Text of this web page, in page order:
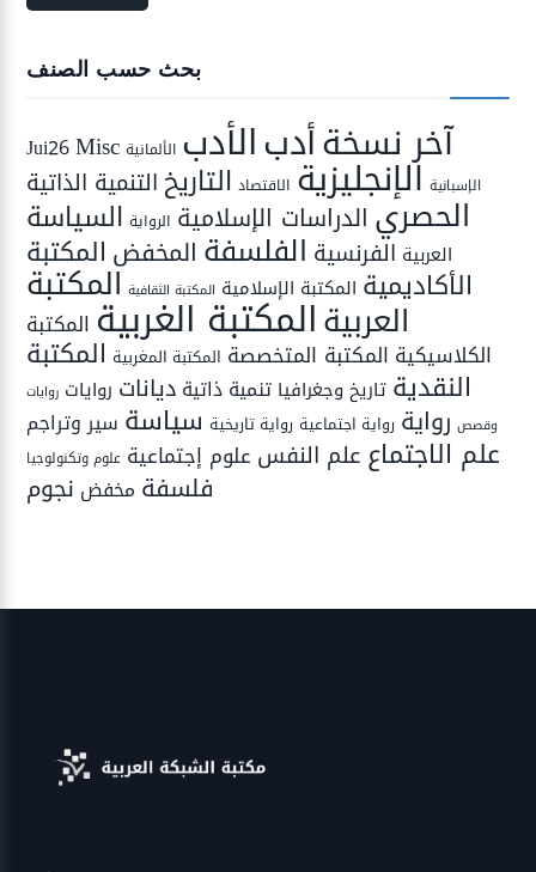
بحث حسب الصنف
Jui26Misc آخر نسخةأدبالأدب الألمانية
الإسبانية الإنجليزية الاقتصاد التاريخ التنمية الذاتية
الحصري الدراسات الإسلامية الرواية السياسة
العربية الفرنسية الفلسفة المخفض المكتبة
الأكاديمية المكتبة الإسلامية المكتبة الثقافية المكتبة
العربيةالمكتبة الغربية المكتبة
الكلاسيكية المكتبة المتخصصة المكتبة المغربية المكتبة
النقدية تاريخ وجغرافيا تنمية ذاتية ديانات روايات روايات
وقصص رواية رواية اجتماعية رواية تاريخية سياسة سير وتراجم
علم الاجتماع علم النفس علوم إجتماعية علوم وتكنولوجيا
فلسفة مخفض نجوم